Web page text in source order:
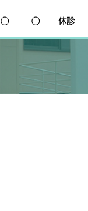
◯ ◯ 休診